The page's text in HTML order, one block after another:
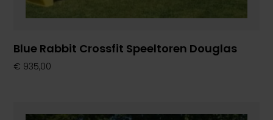
Blue Rabbit Crossfit Speeltoren Douglas
€ 935,00